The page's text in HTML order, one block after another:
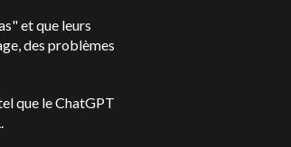
et que leurs
des problèmes
que leChatGPT